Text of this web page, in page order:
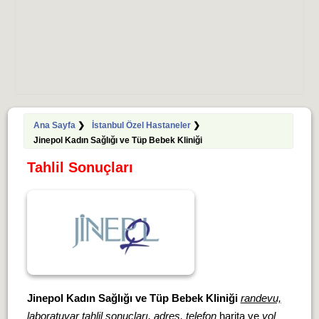
Ana Sayfa❯ İstanbul Özel Hastaneler❯
Jinepol Kadın Sağlığı ve Tüp Bebek Kliniği
Tahlil Sonuçları
Jinepol Kadın Sağlığı ve Tüp Bebek Kliniği randevu,
laboratuvar tahlil sonuçları, adres, telefonharita ve yol